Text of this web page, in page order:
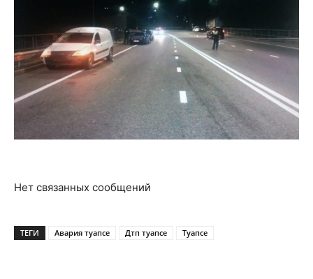
Нет связанных сообщений
ТЕГИ Авария туапсе Дтп туапсе Туапсе